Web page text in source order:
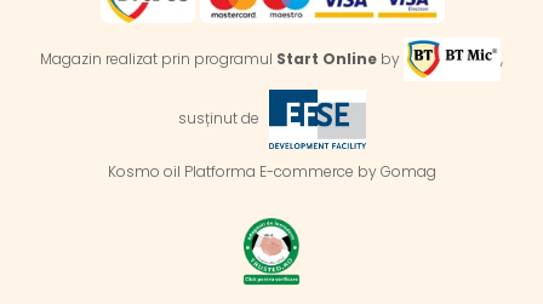
Magazin realizat prin programul Start Online by ,
susținut de
Kosmo oil Platforma E-commerce by Gomag